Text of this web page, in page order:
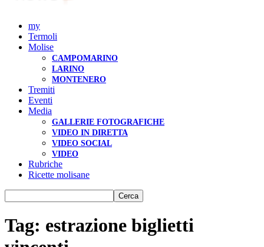
my
Termoli
Molise
CAMPOMARINO
LARINO
MONTENERO
Tremiti
Eventi
Media
GALLERIE FOTOGRAFICHE
VIDEO IN DIRETTA
VIDEO SOCIAL
VIDEO
Rubriche
Ricette molisane
Tag: estrazione biglietti